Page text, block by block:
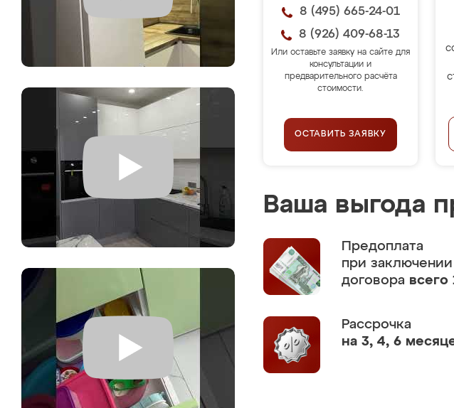
8 (495) 665-24-01
8 (926) 409-68-13
Или оставьте заявку на сайте для
консультации и
предварительного расчёта
стоимости.
ОСТАВИТЬ ЗАЯВКУ
Ваша выгода
Предоплата
при заключении
договора всего
Рассрочка
на 3, 4, 6